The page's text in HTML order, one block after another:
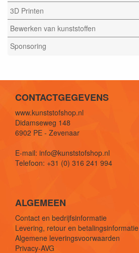
3D Printen
Bewerken van kunststoffen
Sponsoring
CONTACTGEGEVENS
www.kunststofshop.nl
Didamseweg 148
6902 PE - Zevenaar
E-mail: info@kunststofshop.nl
Telefoon: +31 (0) 316 241 994
ALGEMEEN
Contact en bedrijfsinformatie
Levering, retour en betalingsinformatie
Algemene leveringsvoorwaarden
Privacy-AVG